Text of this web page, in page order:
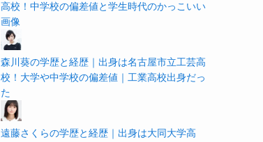
高校！中学校の偏差値と学生時代のかっこいい
画像
森川葵の学歴と経歴｜出身は名古屋市立工芸高
校！大学や中学校の偏差値｜工業高校出身だっ
た
遠藤さくらの学歴と経歴｜出身は大同大学高